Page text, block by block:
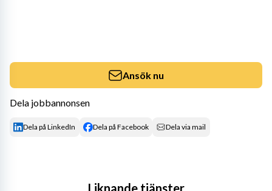
Ansök nu
Dela jobbannonsen
Dela på LinkedIn Dela på Facebook Dela via mail
Liknande tjänster